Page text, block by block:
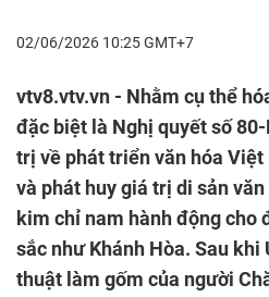
02/06/2026 10:25 GMT+7
vtv8.vtv.vn - Nhằm cụ thể
đặc biệt là Nghị quyết số
trị về phát triển văn hóa Việt
và phát huy giá trị di sản
kim chỉ nam hành động cho
sắc như Khánh Hòa. Sau khi
thuật làm gốm của người